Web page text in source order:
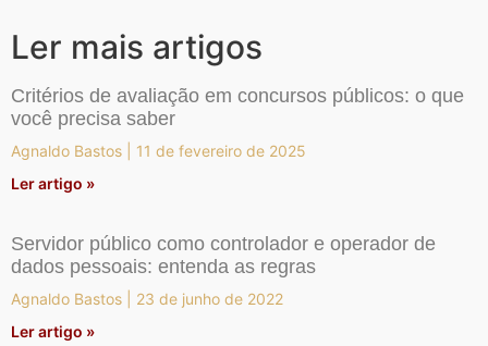
Ler mais artigos
Critérios de avaliação em concursos públicos: o que
você precisa saber
Agnaldo Bastos
11 de fevereiro de 2025
Ler artigo »
Servidor público como controlador e operador de
dados pessoais: entenda as regras
Agnaldo Bastos
23 de junho de 2022
Ler artigo »